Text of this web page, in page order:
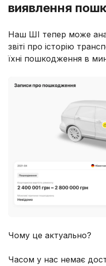
виявлення
Наш ШІ тепер може
звіті про історію
їхні пошкодження в
Чому це актуально?
Часом у нас немає